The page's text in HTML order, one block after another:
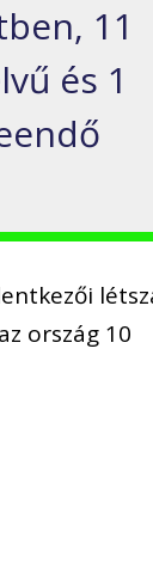
11
és 1
ország 10